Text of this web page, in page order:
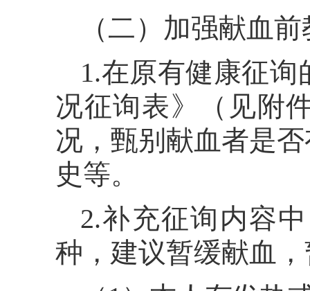
（二）加强献血
1.在原有健康征
况征询表》（见附
况，甄别献血者是
史等。
2.补充征询内容
种，建议暂缓献血